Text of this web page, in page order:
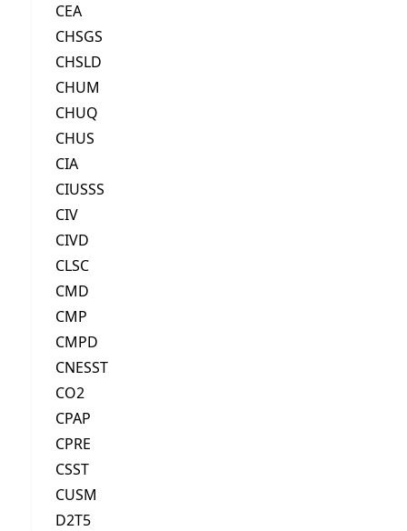
CEA
CHSGS
CHSLD
CHUM
CHUQ
CHUS
CIA
CIUSSS
CIV
CIVD
CLSC
CMD
CMP
CMPD
CNESST
CO2
CPAP
CPRE
CSST
CUSM
D2T5